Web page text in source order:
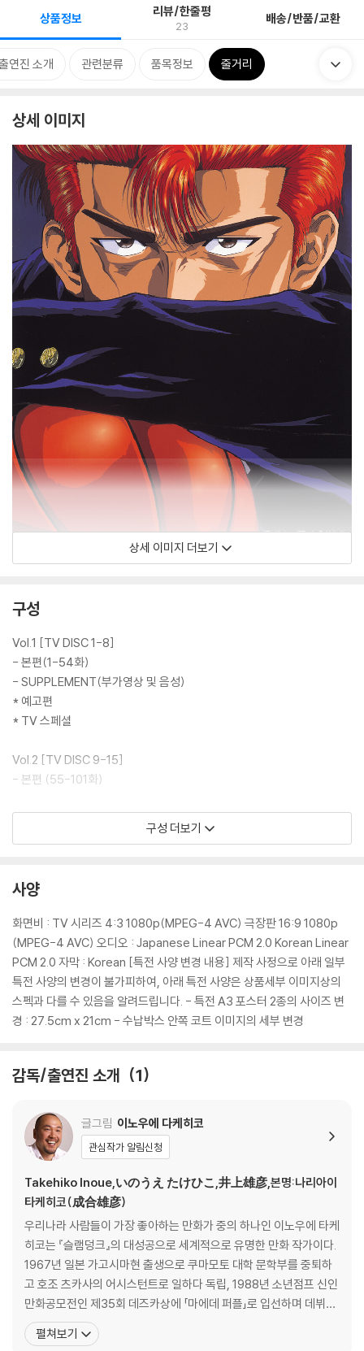
상품정보 리뷰/한줄평
23 배송/반품/교환
연진 소개 관련분류 품목정보 줄거리
상세 이미지
상세 이미지 더보기
구성
Vol.1 [TV DISC 1-8]
- 본편(1-54화)
- SUPPLEMENT(부가영상 및 음성)
* 예고편
* TV 스페셜
Vol.2 [TV DISC 9-15]
- 본편 (55-101화)
Vol.3 [MOVIE DISC 1-2]
* 예고편
구성 더보기
사양
화면비 : TV 시리즈 4:3 1080p(MPEG-4 AVC) 극장판 16:9 1080p
(MPEG-4 AVC) 오디오 : Japanese Linear PCM 2.0 Korean Linear
PCM 2.0 자막 : Korean [특전 사양 변경 내용] 제작 사정으로 아래 일부
특전 사양의 변경이 불가피하여, 아래 특전 사양은 상품세부 이미지상의
스펙과 다를 수 있음을 알려드립니다. - 특전 A3 포스터 2종의 사이즈 변
경 : 27.5cm x 21cm - 수납박스 안쪽 코트 이미지의 세부 변경
감독/출연진 소개 1
글그림 이노우에 다케히코
관심작가 알림신청
Takehiko Inoue,いのうえ たけひこ,井上雄彦,본명:나리아이
타케히코(成合雄彦)
우리나라 사람들이 가장 좋아하는 만화가 중의 하나인 이노우에 타케
히코는 『슬램덩크』의 대성공으로 세계적으로 유명한 만화 작가이다.
1967년 일본 가고시마현 출생으로 쿠마모토 대학 문학부를 중퇴하
고 호조 츠카사의 어시스턴트로 일하다 독립, 1988년 소년점프 신인
만화공모전인 제35회 데즈카상에 「마에데 퍼플」로 입선하며 데뷔하
게 되었다. 그는 농구선수 출신의 일본만화가라는 특이한 이력을 가
지고 있다. 그는 단신의 키 때문에 농구선수로서의 꿈을 접게 되지만,
펼쳐보기